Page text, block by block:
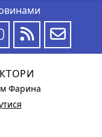
Фарина